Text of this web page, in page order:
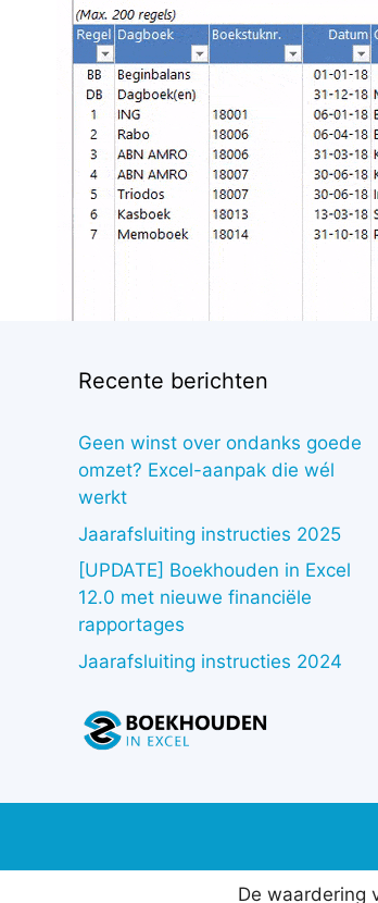
Recente berichten
Geen winst over ondanks goede
omzet? Excel-aanpak die wél
werkt
Jaarafsluiting instructies 2025
[UPDATE] Boekhouden in Excel
12.0 met nieuwe financiële
rapportages
Jaarafsluiting instructies 2024
De waardering